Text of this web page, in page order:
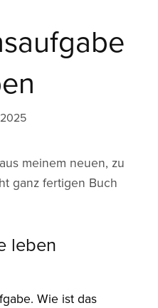
meinem neuen, zu
ganz fertigen Buch
leben
Wie ist das